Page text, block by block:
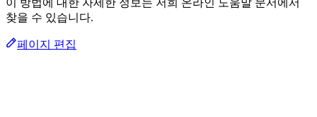
찾을 수 있습니다.
페이지 편집